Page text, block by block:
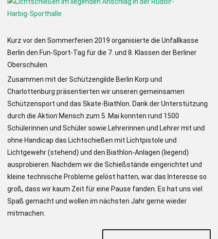
Kurz vor den Sommerferien 2019 organisierte die Unfallkasse
Berlin den Fun-Sport-Tag für die 7. und 8. Klassen der Berliner
Oberschulen.
Zusammen mit der Schützengilde Berlin Korp und
Charlottenburg präsentierten wir unseren gemeinsamen
Schützensport und das Skate-Biathlon. Dank der Unterstützung
durch die Aktion Mensch zum 5. Mai konnten rund 1500
Schülerinnen und Schüler sowie Lehrerinnen und Lehrer mit und
ohne Handicap das Lichtschießen mit Lichtpistole und
Lichtgewehr (stehend) und den Biathlon-Anlagen (liegend)
ausprobieren. Nachdem wir die Schießstände eingerichtet und
kleine technische Probleme gelöst hatten, war das Interesse so
groß, dass wir kaum Zeit für eine Pause fanden. Es hat uns viel
Spaß gemacht und wollen im nächsten Jahr gerne wieder
mitmachen.